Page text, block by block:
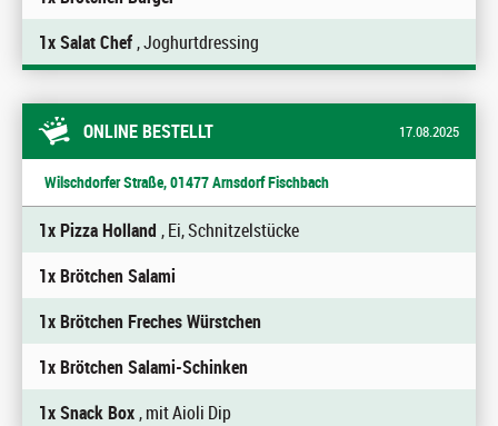
1x Salat Chef, Joghurtdressing
ONLINE BESTELLT 17.08.2025
Wilschdorfer Straße, 01477 Arnsdorf Fischbach
1x Pizza Holland , Ei, Schnitzelstücke
1x Brötchen Salami
1x Brötchen Freches Würstchen
1x Brötchen Salami-Schinken
1x Snack Box, mit Aioli Dip